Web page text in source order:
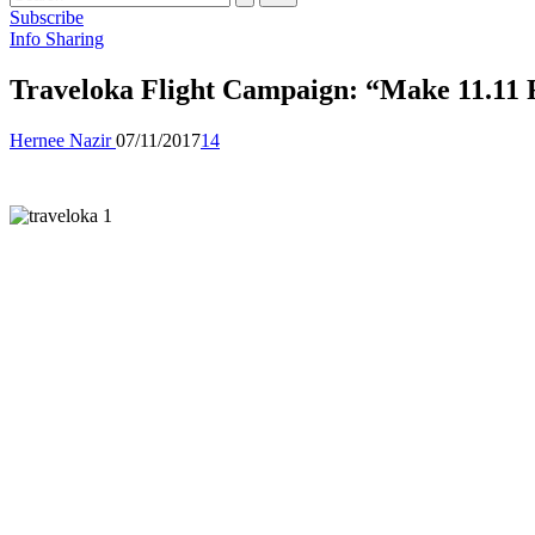
Subscribe
Posted
Info Sharing
Traveloka Flight Campaign: “Make 11.11
Posted
Hernee Nazir 07/11/201714